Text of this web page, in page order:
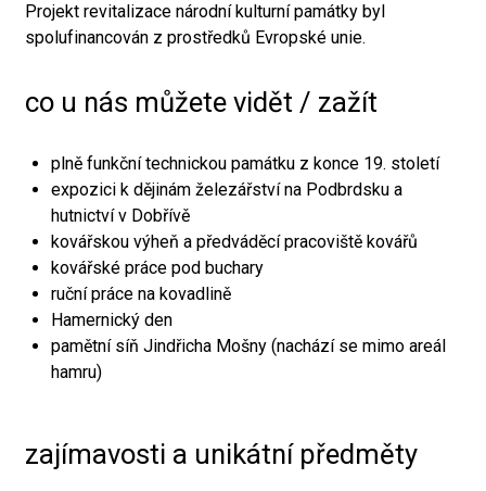
Projekt revitalizace národní kulturní památky byl
spolufinancován z prostředků Evropské unie.
co u nás můžete vidět / zažít
plně funkční technickou památku z konce 19. století
expozici k dějinám železářství na Podbrdsku a
hutnictví v Dobřívě
kovářskou výheň a předváděcí pracoviště kovářů
kovářské práce pod buchary
ruční práce na kovadlině
Hamernický den
pamětní síň Jindřicha Mošny (nachází se mimo areál
hamru)
zajímavosti a unikátní předměty